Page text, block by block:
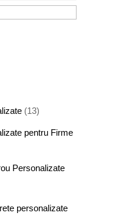
(13)
pentru Firme
Personalizate
personalizate